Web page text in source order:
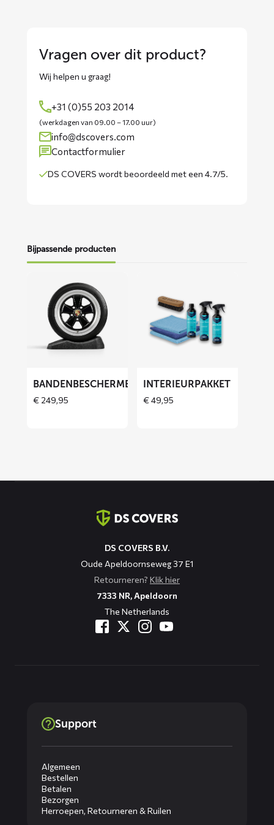
Vragen over dit product?
Wij helpen u graag!
+31 (0)55 203 2014
(werkdagen van 09.00 – 17.00 uur)
info@dscovers.com
Contactformulier
DS COVERS wordtbeoordeeld met een 4.7/5.
Bijpassende producten
Bandenbeschermers
BANDENBESCHERMERS
€ 249,95
Interieurpakket
INTERIEURPAKKET
€49,95
DS COVERS B.V.
Oude Apeldoornseweg 37 E1
Retourneren? Klik hier
7333 NR, Apeldoorn
The Netherlands
Support
Algemeen
Bestellen
Betalen
Bezorgen
Herroepen, Retourneren & Ruilen